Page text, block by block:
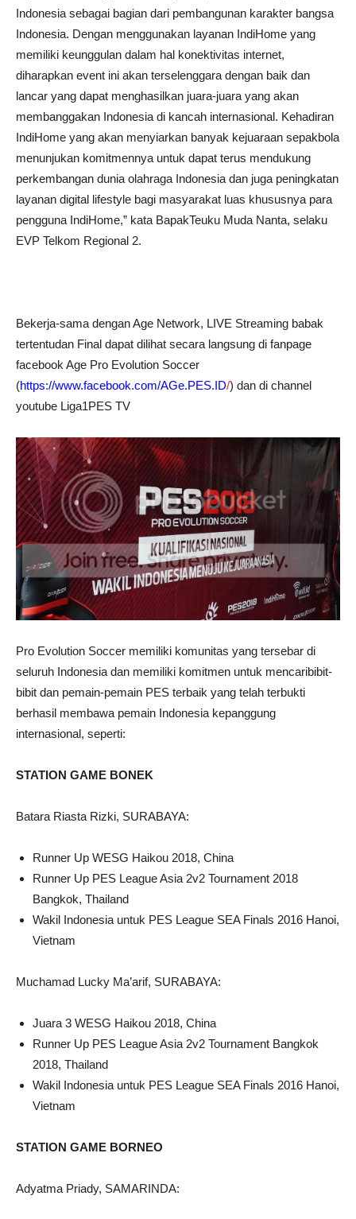
Indonesia sebagai bagian dari pembangunan karakter bangsa
Indonesia. Dengan menggunakan layanan IndiHome yang
memiliki keunggulan dalam hal konektivitas internet,
diharapkan event ini akan terselenggara dengan baik dan
lancar yang dapat menghasilkan juara-juara yang akan
membanggakan Indonesia di kancah internasional. Kehadiran
IndiHome yang akan menyiarkan banyak kejuaraan sepakbola
menunjukan komitmennya untuk dapat terus mendukung
perkembangan dunia olahraga Indonesia dan juga peningkatan
layanan digital lifestyle bagi masyarakat luas khususnya para
pengguna IndiHome,” kata BapakTeuku Muda Nanta, selaku
EVP Telkom Regional 2.
Bekerja-sama dengan Age Network, LIVE Streaming babak
tertentudan Final dapat dilihat secara langsung di fanpage
facebook Age Pro Evolution Soccer
(https://www.facebook.com/AGe.PES.ID/) dan di channel
youtube Liga1PES TV
Pro Evolution Soccer memiliki komunitas yang tersebar di
seluruh Indonesia dan memiliki komitmen untuk mencaribibit-
bibit dan pemain-pemain PES terbaik yang telah terbukti
berhasil membawa pemain Indonesia kepanggung
internasional, seperti:
STATION GAME BONEK
Batara Riasta Rizki, SURABAYA:
Runner Up WESG Haikou 2018, China
Runner Up PES League Asia 2v2 Tournament 2018
Bangkok, Thailand
Wakil Indonesia untuk PES League SEA Finals 2016 Hanoi,
Vietnam
Muchamad Lucky Ma’arif, SURABAYA:
Juara 3 WESG Haikou 2018, China
Runner Up PES League Asia 2v2 Tournament Bangkok
2018, Thailand
Wakil Indonesia untuk PES League SEA Finals 2016 Hanoi,
Vietnam
STATION GAME BORNEO
Adyatma Priady, SAMARINDA: